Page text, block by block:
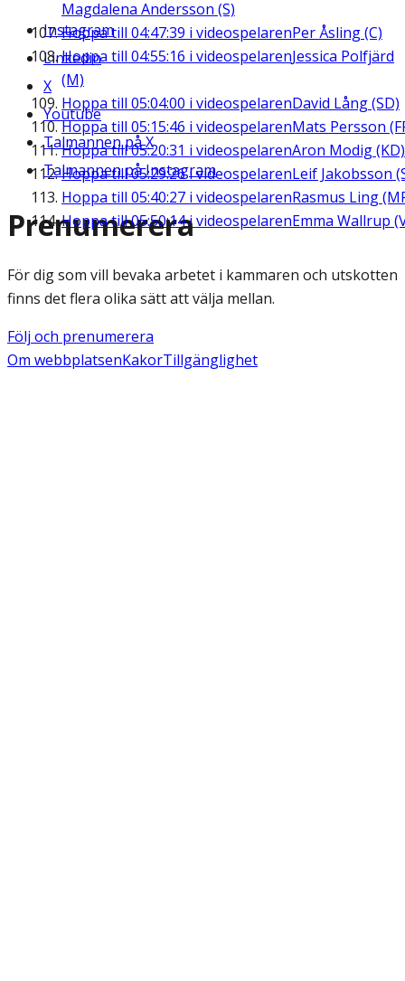
Magdalena Andersson (S)
Hoppa till 04:47:39 i videospelarenPer Åsling (C)
Hoppa till 04:55:16 i videospelarenJessica Polfjärd
(M)
Hoppa till 05:04:00 i videospelarenDavid Lång (SD)
Hoppa till 05:15:46 i videospelarenMats Persson
Hoppa till05:20:31 i videospelarenAron Modig (KD)
Hoppa till05:29:26i videospelarenLeif Jakobsson
Hoppa till 05:40:27 i videospelarenRasmus Ling
Hoppa till05:50:14i videospelarenEmma Wallrup
Instagram
Linkedin
X
Youtube
Talmannen på X
Talmannen på Instagram
Prenumerera
För dig som vill bevaka arbetet i kammaren och utskotten
finns det flera olika sätt att välja mellan.
Följ och prenumerera
Om webbplatsenKakorTillgänglighet